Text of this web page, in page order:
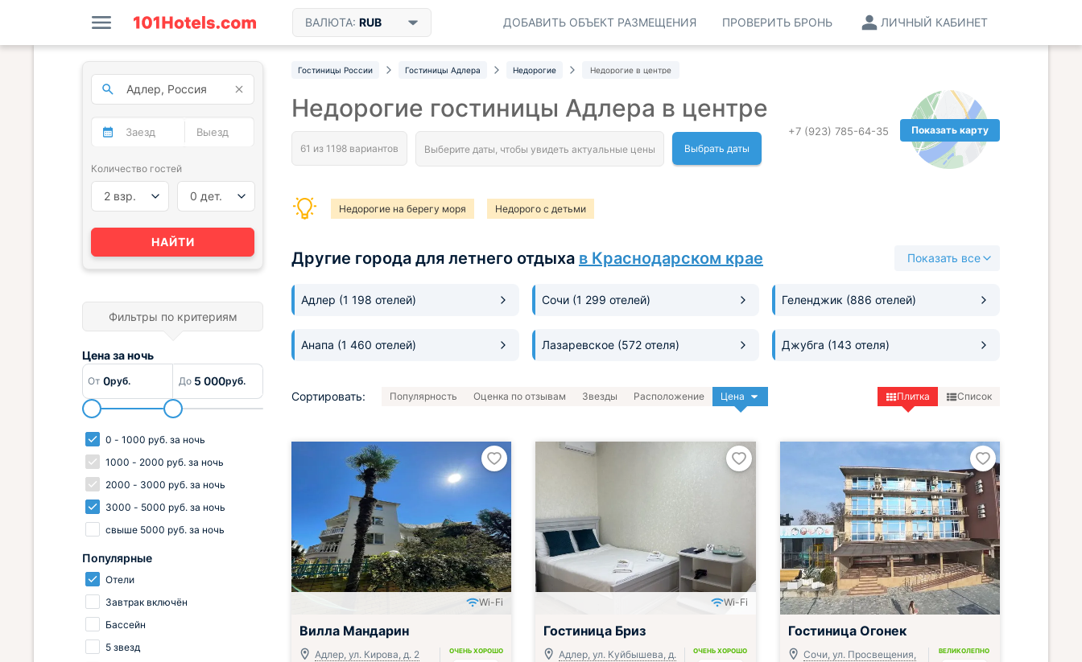
ВАЛЮТА: RUB ЛИЧНЫЙ КАБИНЕТ
ПРОВЕРИТЬ БРОНЬ
ДОБАВИТЬ ОБЪЕКТ РАЗМЕЩЕНИЯ
Гостиницы России Гостиницы Адлера Недорогие Недорогие в центре
Показать карту
+7 (923) 785-64-35
Недорогие гостиницы Адлера в центре
Выбрать даты
Недорогие на берегу моря Недорого с детьми
Другие города для летнего отдыха в Краснодарском крае Показать все
Адлер (1 198 отелей) Сочи (1 299 отелей) Геленджик (886 отелей)
Анапа (1 460 отелей) Лазаревское (572 отеля) Джубга (143 отеля)
Сортировать: Популярность Оценка по отзывам Звезды Расположение Цена Плитка Список
Wi-Fi
Вилла Мандарин
Адлер, ул. Кирова, д. 2
ОЧЕНЬ ХОРОШО
Wi-Fi
Гостиница Бриз
Адлер, ул. Куйбышева, д.
ОЧЕНЬ ХОРОШО
Гостиница Огонек
Сочи, ул. Просвещения,
ВЕЛИКОЛЕПНО
Количество гостей
2 взр. 0 дет.
НАЙТИ
Фильтры по критериям
Цена заночь
От 0руб. До 5 000руб.
0 - 1000 руб. за ночь
1000 - 2000 руб. за ночь
2000 - 3000 руб. за ночь
3000 - 5000 руб. за ночь
свыше 5000 руб. за ночь
Популярные
Отели
Завтрак включён
Бассейн
5 звезд